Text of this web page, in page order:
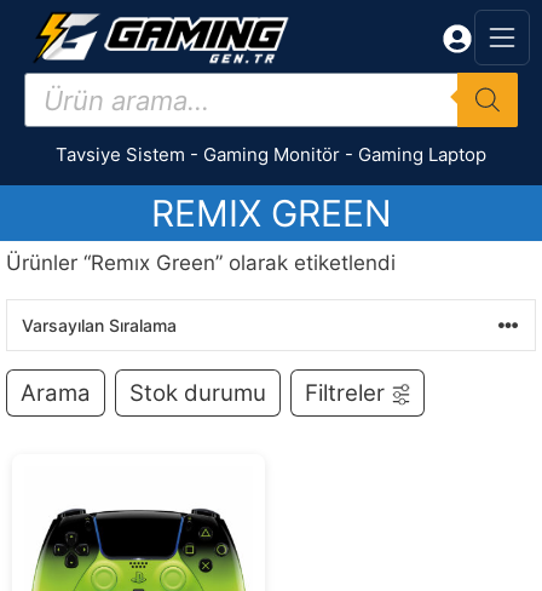
İçeriğe
Products
search
Tavsiye Sistem - Gaming Monitör - Gaming Laptop
REMIX GREEN
Ürünler “Remıx Green” olarak etiketlendi
Arama Stok durumu Filtreler